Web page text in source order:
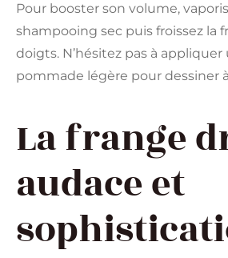
Pour booster son volume,
shampooing sec puis froissez la
doigts. N’hésitez pas à
pommade légère pour dessiner
La frange
audace et